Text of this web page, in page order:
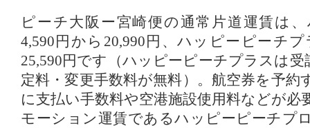
ピーチ大阪ー宮崎便の通常片道運賃は
4,590円から20,990円、ハッピーピーチ
25,590円です（ハッピーピーチプラスは受
定料・変更手数料が無料）。航空券を予約
に支払い手数料や空港施設使用料などが必
モーション運賃であるハッピーピーチプ